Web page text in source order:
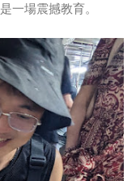
一場震撼教育。